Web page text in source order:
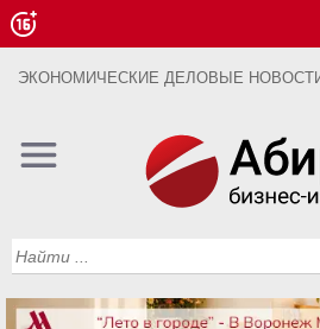
ЭКОНОМИЧЕСКИЕ ДЕЛОВЫЕ